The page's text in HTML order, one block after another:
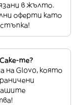
в жълто.
оферти като
me?
на Glovo, която